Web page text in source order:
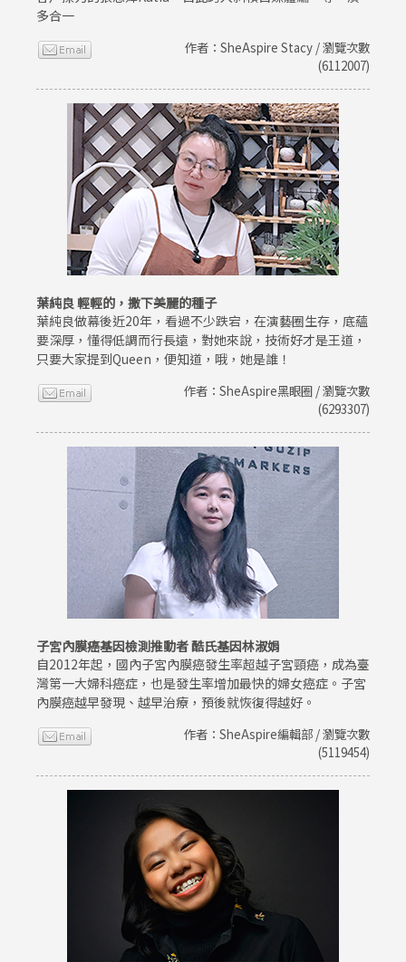
多合一
作者：SheAspire Stacy / 瀏覽次數
(6112007)
葉純良 輕輕的，撒下美麗的種子
葉純良做幕後近20年，看過不少跌宕，在演藝圈生存，底蘊
要深厚，懂得低調而行長遠，對她來說，技術好才是王道，
只要大家提到Queen，便知道，哦，她是誰！
作者：SheAspire黑眼圈 / 瀏覽次數
(6293307)
子宮內膜癌基因檢測推動者 酷氏基因林淑娟
自2012年起，國內子宮內膜癌發生率超越子宮頸癌，成為臺
灣第一大婦科癌症，也是發生率增加最快的婦女癌症。子宮
內膜癌越早發現、越早治療，預後就恢復得越好。
作者：SheAspire編輯部 / 瀏覽次數
(5119454)